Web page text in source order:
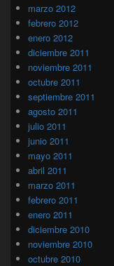
marzo 2012
febrero 2012
enero 2012
diciembre 2011
noviembre 2011
octubre 2011
septiembre 2011
agosto 2011
julio 2011
junio 2011
mayo 2011
abril 2011
marzo 2011
febrero 2011
enero 2011
diciembre 2010
noviembre 2010
octubre 2010